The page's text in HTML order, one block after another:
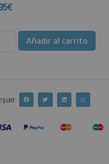
€
Añadir al carrito
: